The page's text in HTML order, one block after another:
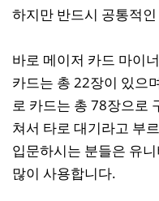
하지만 반드시 공통적
바로 메이저 카드 마이
카드는 총 22장이 있으
로 카드는 총 78장으로
쳐서 타로 대기라고 부
입문하시는 분들은 유
많이 사용합니다.